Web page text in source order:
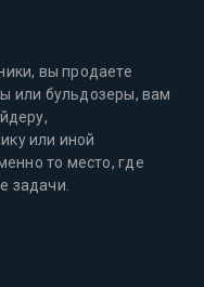
вы продаете
или бульдозеры, вам
или иной
то место, где
задачи.